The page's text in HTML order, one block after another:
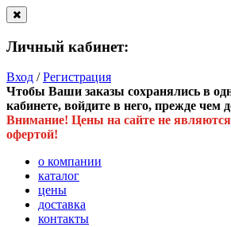
Личный кабинет:
Вход /Регистрация
Чтобы Ваши заказы сохранялись в
кабинете, войдите в него, прежде чем
Внимание! Цены на сайте не
офертой!
о компании
каталог
цены
доставка
контакты